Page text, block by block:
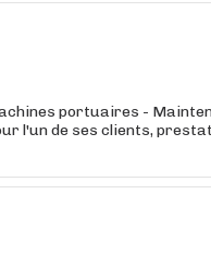
portuaires -
l'un de ses clients,